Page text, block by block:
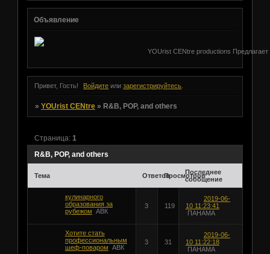
Объявление
YOUrist CENtre productions
Привет, Гость! Войдите илизарегистрируйтесь
» YOUrist CENtre » R&B, POP, and others
R&B, POP, and others
Страница: 1
Тема ОтветовПросмотров
Последнее
сообщение
кулинарного
образования за
рубежом АВК
3 119
2019-06-
10 11:23:41
ПАНАМА
Хотите стать
профессиональным
шеф-поваром АВК
3 31
2019-06-
10 11:22:18
ПАНАМА